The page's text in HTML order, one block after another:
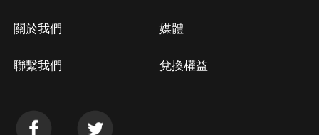
關於我們
聯繫我們
媒體
兌換權益